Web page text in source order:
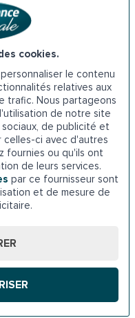
cookies.
le contenu
relatives aux
trafic. Nous partageons
de notre site
de publicité et
celles-ci avec d'autres
fournies ou qu'ils ont
de leurs services.
par ce fournisseur sont
et de mesure de
ou Allocation
Cette aide est
en situation
avoir des difficultés
actes de la vie
les différents
tels que
Elle est réservée aux
60 ans. Toutefois, il
de cette aide au-
un handicap reconnu